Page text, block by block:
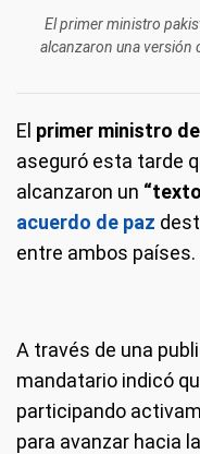
El primer ministro
alcanzaron una versión
El primer ministro
aseguró esta tarde
alcanzaron un
acuerdo de paz
entre ambos países.
A través de una
mandatario indicó
participando
para avanzar hacia